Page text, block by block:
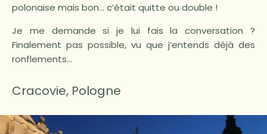
polonaise mais bon… c’était quitte ou double !
Je me demande si je lui fais la conversation ?
Finalement pas possible, vu que j’entends déjà des
ronflements…
Cracovie, Pologne